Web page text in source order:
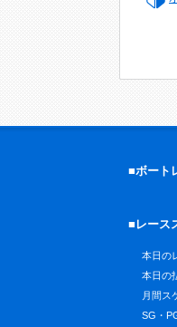
■ボート
■レース
本日の
本日の
月間ス
SG・